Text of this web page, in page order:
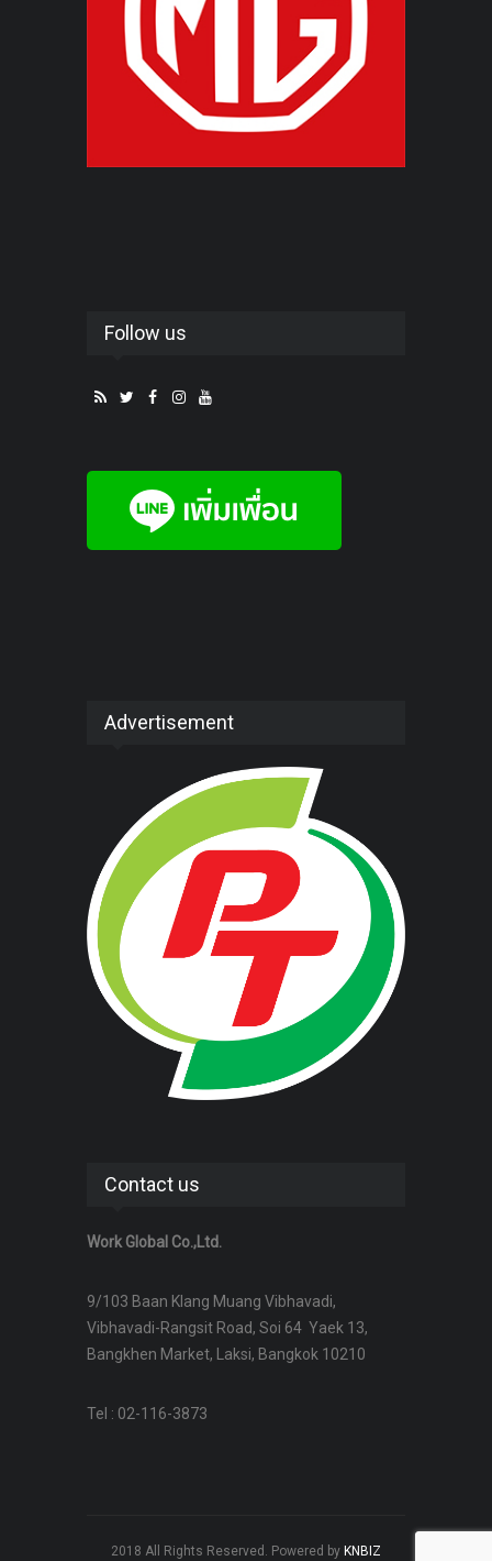
Follow us
Advertisement
Contact us
Work Global Co.,Ltd.
9/103 Baan Klang Muang Vibhavadi,
Vibhavadi-Rangsit Road, Soi 64 Yaek 13,
Bangkhen Market, Laksi, Bangkok 10210
Tel : 02-116-3873
2018 All Rights Reserved. Powered by KNBIZ